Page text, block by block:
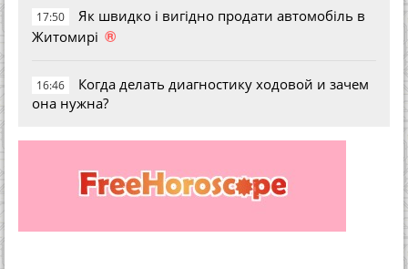
17:50
Як швидко і вигідно продати автомобіль в
Житомирі ®
16:46
Когда делать диагностику ходовой и зачем
она нужна?